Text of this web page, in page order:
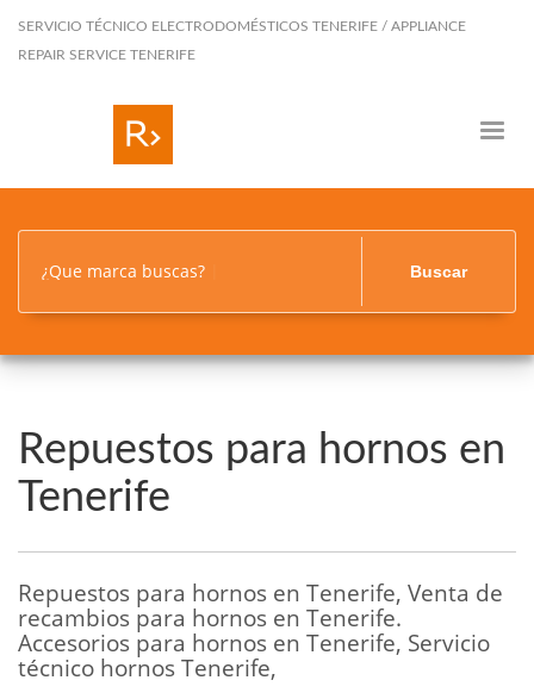
SERVICIO TÉCNICO ELECTRODOMÉSTICOS TENERIFE / APPLIANCE
REPAIR SERVICE TENERIFE
¿Que marca buscas? Buscar
Repuestos para hornos en
Tenerife
Repuestos para hornos en Tenerife, Venta de
recambios para hornos en Tenerife.
Accesorios para hornos en Tenerife, Servicio
técnico hornos Tenerife,